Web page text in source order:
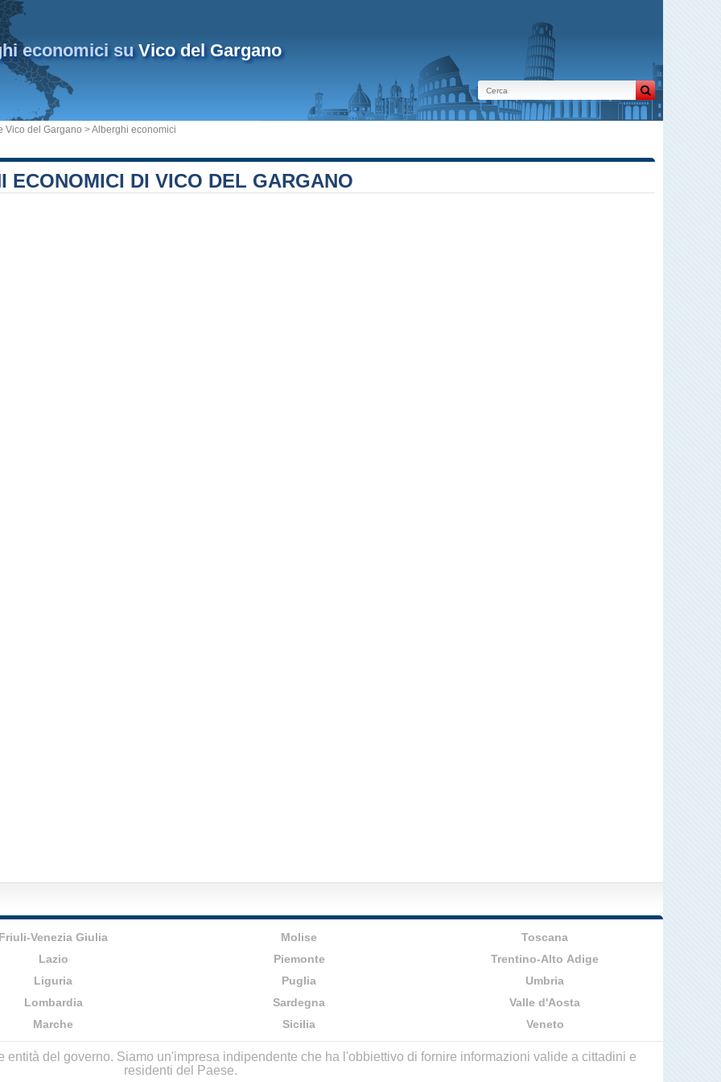
economici suVico del Gargano
Vico del Gargano > Alberghi economici
ECONOMICI DI VICO DEL GARGANO
Friuli-Venezia Giulia
Lazio
Liguria
Lombardia
Marche
Molise
Piemonte
Puglia
Sardegna
Sicilia
Toscana
Trentino-Alto Adige
Umbria
Valle d'Aosta
Veneto
entità del governo. Siamo un'impresa indipendente che ha l'obbiettivo di fornire informazioni valide a cittadini e
residenti del Paese.